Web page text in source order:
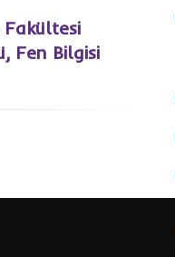
Fakültesi
Fen Bilgisi